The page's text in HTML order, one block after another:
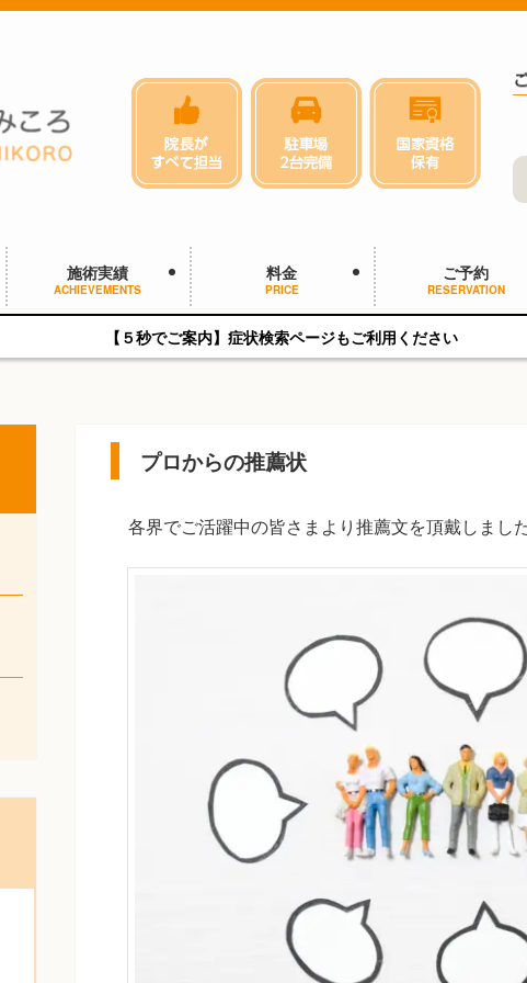
施術実績
ACHIEVEMENTS
料金
PRICE
ご予約
RESERVATION
【５秒でご案内】症状検索ページもご利用ください
プロからの推薦状
各界でご活躍中の皆さまより推薦文を頂戴しまし